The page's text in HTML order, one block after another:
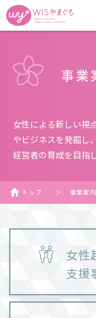
事業
女性による新しい視
やビジネスを発掘し
経営者の育成を目指
トップ ＞ 事業案内
女性
支援